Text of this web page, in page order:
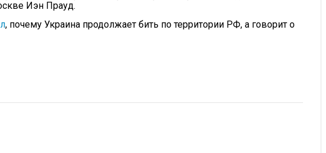
Иэн Прауд.
, почему Украина продолжает бить по территории РФ, а говорит о